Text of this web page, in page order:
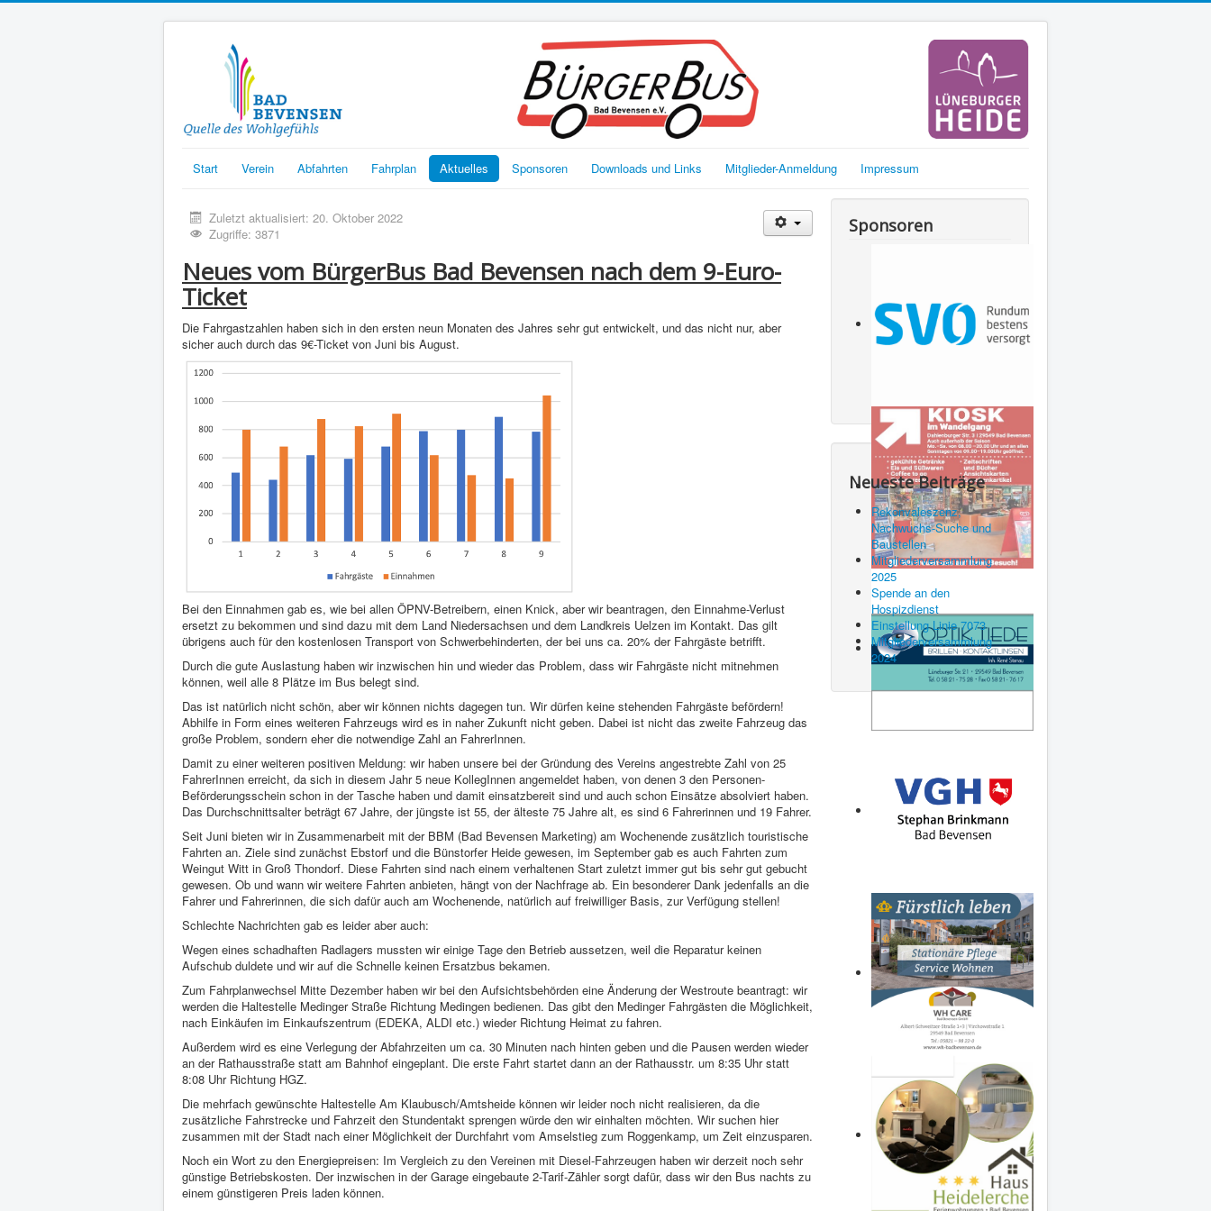
Start Verein Abfahrten Fahrplan Aktuelles Sponsoren Downloads und Links Mitglieder-Anmeldung Impressum
Zuletzt aktualisiert: 20. Oktober 2022
Zugriffe: 3871
Neues vom BürgerBus Bad Bevensen nach dem 9-Euro-
Ticket
Die Fahrgastzahlen haben sich in den ersten neun Monaten des Jahres sehr gut entwickelt, und das nicht nur, aber
sicher auch durch das 9€-Ticket von Juni bis August.
Bei den Einnahmen gab es, wie bei allen ÖPNV-Betreibern, einen Knick, aber wir beantragen, den Einnahme-Verlust
ersetzt zu bekommen und sind dazu mit dem Land Niedersachsen und dem Landkreis Uelzen im Kontakt. Das gilt
übrigens auch für den kostenlosen Transport von Schwerbehinderten, der bei uns ca. 20% der Fahrgäste betrifft.
Durch die gute Auslastung haben wir inzwischen hin und wieder das Problem, dass wir Fahrgäste nicht mitnehmen
können, weil alle 8 Plätze im Bus belegt sind.
Das ist natürlich nicht schön, aber wir können nichts dagegen tun. Wir dürfen keine stehenden Fahrgäste befördern!
Abhilfe in Form eines weiteren Fahrzeugs wird es in naher Zukunft nicht geben. Dabei ist nicht das zweite Fahrzeug das
große Problem, sondern eher die notwendige Zahl an FahrerInnen.
Damit zu einer weiteren positiven Meldung: wir haben unsere bei der Gründung des Vereins angestrebte Zahl von 25
FahrerInnen erreicht, da sich in diesem Jahr 5 neue KollegInnen angemeldet haben, von denen 3 den Personen-
Beförderungsschein schon in der Tasche haben und damit einsatzbereit sind und auch schon Einsätze absolviert haben.
Das Durchschnittsalter beträgt 67 Jahre, der jüngste ist 55, der älteste 75 Jahre alt, es sind 6 Fahrerinnen und 19 Fahrer.
Seit Juni bieten wir in Zusammenarbeit mit der BBM (Bad Bevensen Marketing) am Wochenende zusätzlich touristische
Fahrten an. Ziele sind zunächst Ebstorf und die Bünstorfer Heide gewesen, im September gab es auch Fahrten zum
Weingut Witt in Groß Thondorf. Diese Fahrten sind nach einem verhaltenen Start zuletzt immer gut bis sehr gut gebucht
gewesen. Ob und wann wir weitere Fahrten anbieten, hängt von der Nachfrage ab. Ein besonderer Dank jedenfalls an die
Fahrer und Fahrerinnen, die sich dafür auch am Wochenende, natürlich auf freiwilliger Basis, zur Verfügung stellen!
Schlechte Nachrichten gab es leider aber auch:
Wegen eines schadhaften Radlagers mussten wir einige Tage den Betrieb aussetzen, weil die Reparatur keinen
Aufschub duldete und wir auf die Schnelle keinen Ersatzbus bekamen.
Zum Fahrplanwechsel Mitte Dezember haben wir bei den Aufsichtsbehörden eine Änderung der Westroute beantragt: wir
werden die Haltestelle Medinger Straße Richtung Medingen bedienen. Das gibt den Medinger Fahrgästen die Möglichkeit,
nach Einkäufen im Einkaufszentrum (EDEKA, ALDI etc.) wieder Richtung Heimat zu fahren.
Außerdem wird es eine Verlegung der Abfahrzeiten um ca. 30 Minuten nach hinten geben und die Pausen werden wieder
an der Rathausstraße statt am Bahnhof eingeplant. Die erste Fahrt startet dann an der Rathausstr. um 8:35 Uhr statt
8:08 Uhr Richtung HGZ.
Die mehrfach gewünschte Haltestelle Am Klaubusch/Amtsheide können wir leider noch nicht realisieren, da die
zusätzliche Fahrstrecke und Fahrzeit den Stundentakt sprengen würde den wir einhalten möchten. Wir suchen hier
zusammen mit der Stadt nach einer Möglichkeit der Durchfahrt vom Amselstieg zum Roggenkamp, um Zeit einzusparen.
Noch ein Wort zu den Energiepreisen: Im Vergleich zu den Vereinen mit Diesel-Fahrzeugen haben wir derzeit noch sehr
günstige Betriebskosten. Der inzwischen in der Garage eingebaute 2-Tarif-Zähler sorgt dafür, dass wir den Bus nachts zu
einem günstigeren Preis laden können.
Sponsoren
Neueste Beiträge
Rekonvaleszenz,
Nachwuchs-Suche und
Baustellen
Mitgliederversammlung
2025
Spende an den
Hospizdienst
Einstellung Linie 7073
Mitgliederversammlung
2024